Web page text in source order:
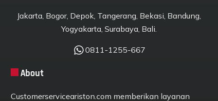
Jakarta, Bogor, Depok, Tangerang, Bekasi, Bandung,
Yogyakarta, Surabaya, Bali.
0811-1255-667
About
Customerserviceariston.com memberikan layanan